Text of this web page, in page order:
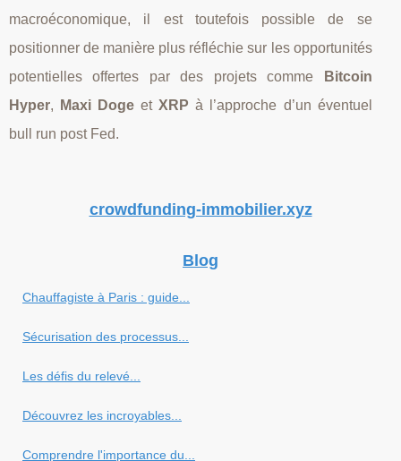
macroéconomique, il est toutefois possible de se
positionner de manière plus réfléchie sur les opportunités
potentielles offertes par des projets comme
Bitcoin
Hyper, Maxi Doge etXRP à l’approche d’un éventuel
bull run post Fed.
crowdfunding-immobilier.xyz
Blog
Chauffagiste à Paris : guide...
Sécurisation des processus...
Les défis du relevé...
Découvrez les incroyables...
Comprendre l'importance du...